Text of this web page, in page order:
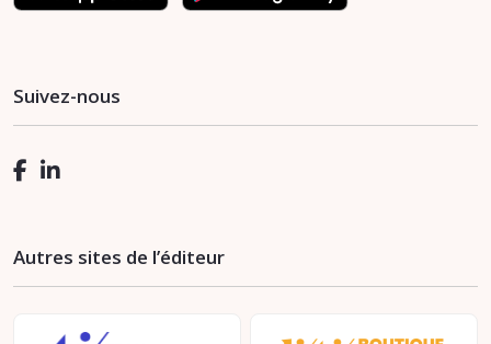
Suivez-nous
Autres sites de l’éditeur